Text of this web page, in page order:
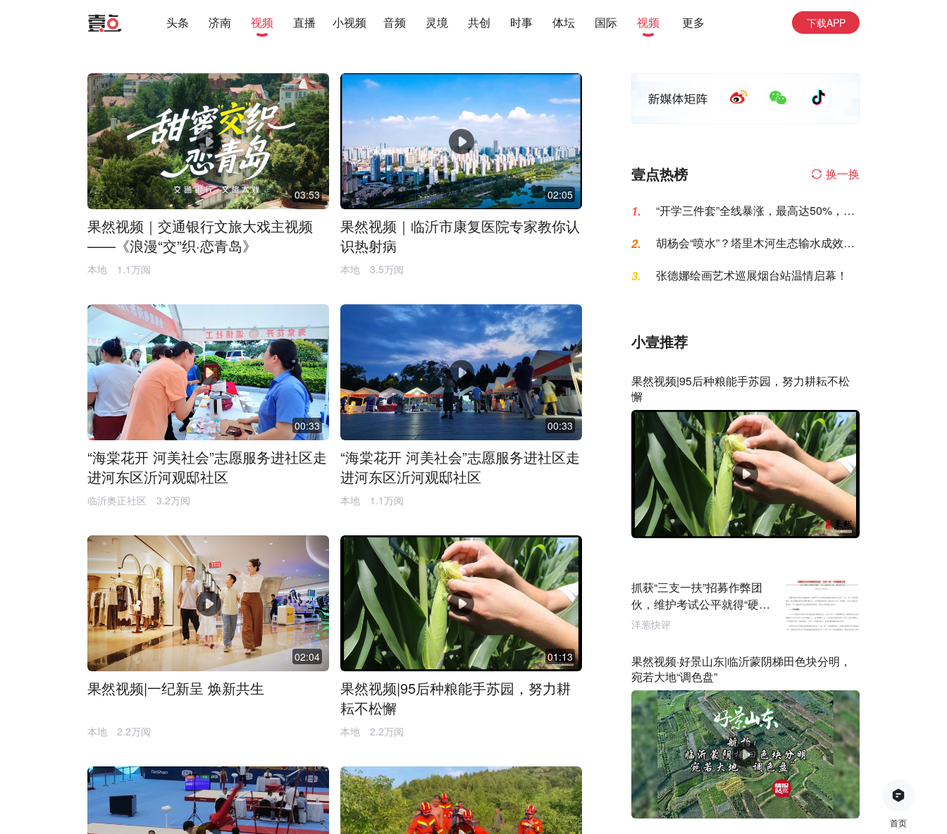
头条 济南 视频 直播 小视频 音频 灵境 共创 时事 体坛 国际 视频 更多 下载APP
03:53
果然视频｜交通银行文旅大戏主视频
——《浪漫“交”织·恋青岛》
本地 1.1万阅
02:05
果然视频｜临沂市康复医院专家教你认
识热射病
本地 3.5万阅
00:33
“海棠花开 河美社会”志愿服务进社区走
进河东区沂河观邸社区
临沂奥正社区 3.2万阅
00:33
“海棠花开 河美社会”志愿服务进社区走
进河东区沂河观邸社区
本地 1.1万阅
02:04
果然视频|一纪新呈 焕新共生
本地 2.2万阅
01:13
果然视频|95后种粮能手苏园，努力耕
耘不松懈
本地 2.2万阅
壹点热榜 换一换
1.
“开学三件套”全线暴涨，最高达50%，家
2.
胡杨会“喷水”？塔里木河生态输水成效，
3.
张德娜绘画艺术巡展烟台站温情启幕！
小壹推荐
果然视频|95后种粮能手苏园，努力耕耘不松
懈
抓获“三支一扶”招募作弊团
伙，维护考试公平就得“硬碰
硬”
洋葱快评
果然视频·好景山东|临沂蒙阴梯田色块分明，
宛若大地“调色盘”
首页